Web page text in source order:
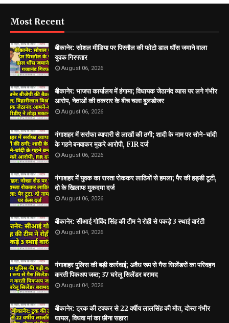
Most Recent
बीकानेर: सोशल मीडिया पर पिस्तौल की फोटो डाल धौंस जमाने वाला
युवक गिरफ्तार
August 06, 2026
बीकानेर: भाजपा कार्यालय में हंगामा; विधायक जेठानंद व्यास पर लगे गंभीर
आरोप, नेताओं की तकरार के बीच चला बुलडोजर
August 06, 2026
गंगाशहर में सर्राफा व्यापारी से लाखों की ठगी; शादी के नाम पर सोने-चांदी
के गहने बनवाकर मुकरे आरोपी, FIR दर्ज
August 06, 2026
गंगाशहर में युवक का रास्ता रोककर लाठियों से हमला; पैर की हड्डी टूटी,
दो के खिलाफ मुकदमा दर्ज
August 06, 2026
बीकानेर: सीआई गोविंद सिंह की टीम ने रोही से पकड़े 3 स्थाई वारंटी
August 04, 2026
गंगाशहर पुलिस की बड़ी कार्रवाई; अवैध रूप से गैस सिलेंडरों का परिवहन
करती पिकअप जब्त; 37 घरेलू सिलेंडर बरामद
August 04, 2026
बीकानेर: ट्रक की टक्कर से 22 वर्षीय लालसिंह की मौत, दोस्त गंभीर
घायल, विधवा मां का छीना सहारा